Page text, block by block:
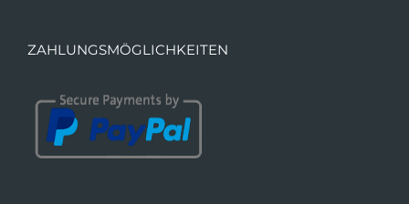
ZAHLUNGSMÖGLICHKEITEN